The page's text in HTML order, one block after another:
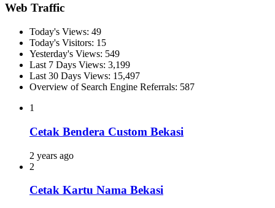
Web Traffic
Today's Views: 49
Today's Visitors: 15
Yesterday's Views: 549
Last 7 Days Views: 3,199
Last 30 Days Views: 15,497
Overview of Search Engine Referrals: 587
1
Cetak Bendera Custom Bekasi
2 years ago
2
Cetak Kartu Nama Bekasi